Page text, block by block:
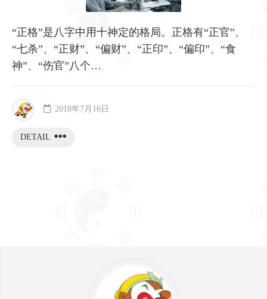
“正格”是八字中用十神定的格局。正格有“正官”、
“七杀”、“正财”、“偏财”、“正印”、“偏印”、“食
神”、“伤官”八个…
DETAIL
2018年7月16日